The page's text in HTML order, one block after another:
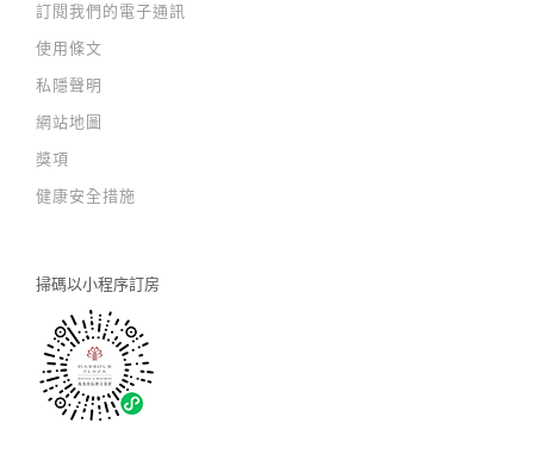
訂閱我們的電子通訊
使用條文
私隱聲明
網站地圖
獎項
健康安全措施
掃碼以小程序訂房